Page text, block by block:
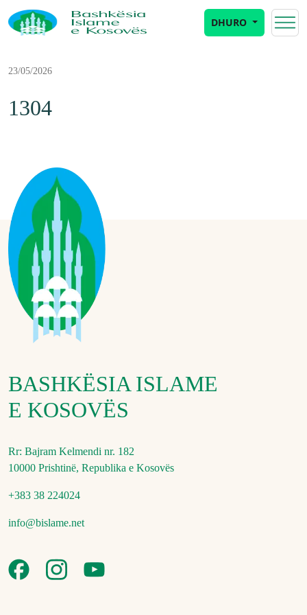
DHURO
23/05/2026
1304
BASHKËSIA ISLAME
E KOSOVËS
Rr: Bajram Kelmendi nr. 182
10000 Prishtinë, Republika e Kosovës
+383 38 224024
info@bislame.net